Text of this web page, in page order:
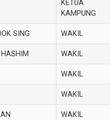
KETUA
KAMPUNG
SING WAKIL
WAKIL
WAKIL
WAKIL
WAKIL